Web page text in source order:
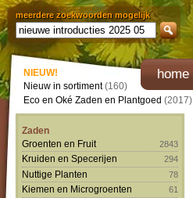
meerdere zoekwoorden mogelijk
home
NIEUW!
Nieuw in sortiment(160)
Eco en Oké Zaden en Plantgoed (2017)
Zaden
Groenten en Fruit
2843
Kruiden en Specerijen 294
Nuttige Planten 78
Kiemen en Microgroenten 61